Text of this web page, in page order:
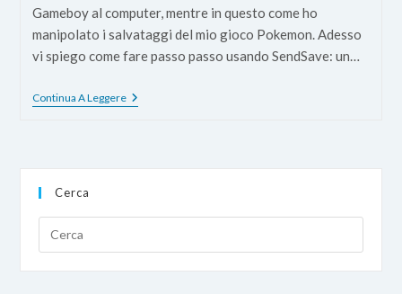
Gameboy al computer, mentre in questo come ho
manipolato i salvataggi del mio gioco Pokemon. Adesso
vi spiego come fare passo passo usando SendSave: un…
Continua A LeggereCome
Scaricare
Cerca